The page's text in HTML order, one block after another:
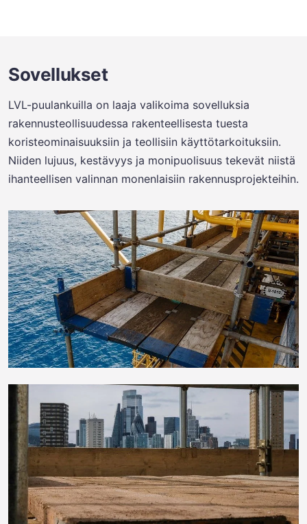
Sovellukset
LVL-puulankuilla on laaja valikoima sovelluksia
rakennusteollisuudessa rakenteellisesta tuesta
koristeominaisuuksiin ja teollisiin käyttötarkoituksiin.
Niiden lujuus, kestävyys ja monipuolisuus tekevät niistä
ihanteellisen valinnan monenlaisiin rakennusprojekteihin.